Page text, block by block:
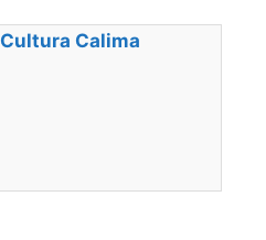
Cultura Calima